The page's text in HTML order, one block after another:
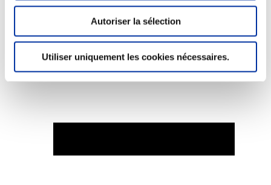
Autoriser la sélection
Utiliser uniquement les cookies nécessaires.